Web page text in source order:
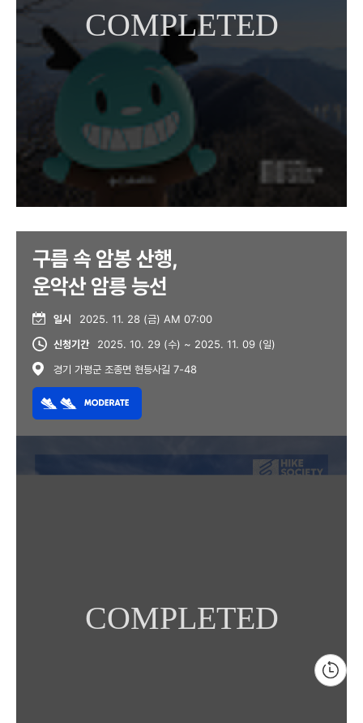
구름 속 암봉 산행,
운악산 암릉 능선
일시
2025. 11. 28 (금) AM 07:00
신청기간
2025. 10. 29 (수) ~ 2025. 11. 09 (일)
경기 가평군 조종면 현등사길 7-48